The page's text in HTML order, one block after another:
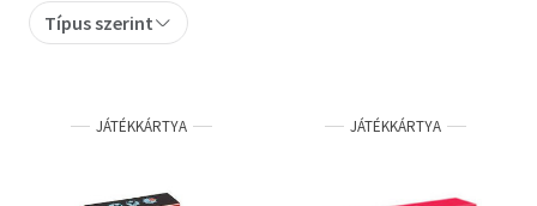
Szótár, nyelvkönyv
Természettudomány
Típus szerint
JÁTÉKKÁRTYA JÁTÉKKÁRTYA